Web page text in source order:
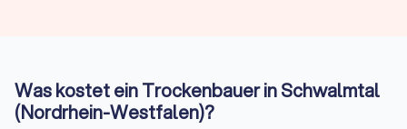
Brandschutzwerte
Sehr robust
Was kostet ein Trockenbauer in Schwalmtal
(Nordrhein-Westfalen)?